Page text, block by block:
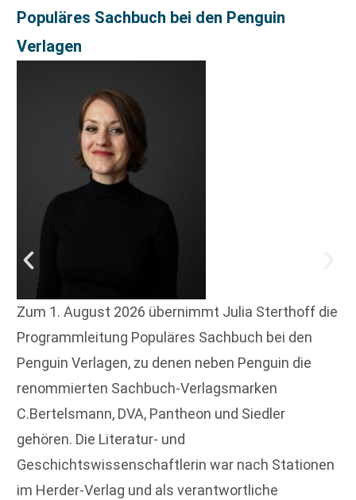
Populäres Sachbuch bei den Penguin
Verlagen
Zum 1. August 2026 übernimmt Julia Sterthoff die
Programmleitung Populäres Sachbuch bei den
Penguin Verlagen, zu denen neben Penguin die
renommierten Sachbuch-Verlagsmarken
C.Bertelsmann, DVA, Pantheon und Siedler
gehören. Die Literatur- und
Geschichtswissenschaftlerin war nach Stationen
im Herder-Verlag und als verantwortliche